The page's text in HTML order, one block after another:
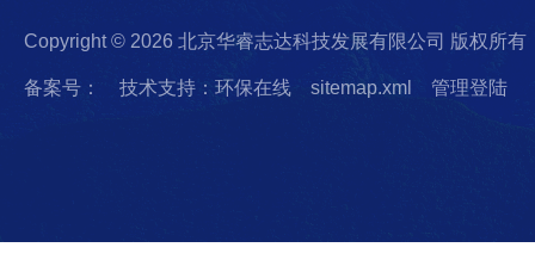
Copyright © 2026 北京华睿志达科技发展有限公司 版权所有
备案号： 技术支持：环保在线 sitemap.xml 管理登陆